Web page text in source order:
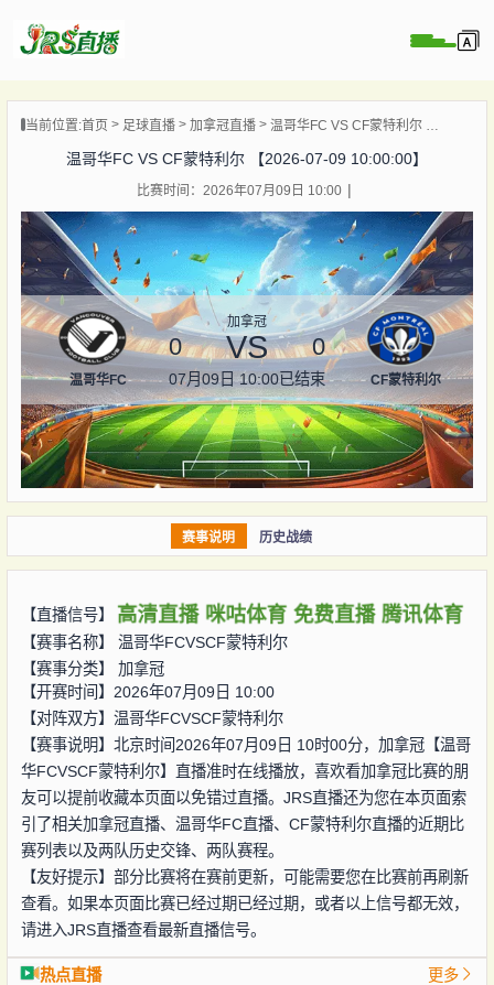
播
像
讯
直播
当前位置:首页 足球直播 加拿冠直播 温哥华FC VS CF蒙特利尔 【2026-07-09 10:00:00】
温哥华FC VS CF蒙特利尔 【2026-07-09 10:00:00】
比赛时间：2026年07月09日 10:00
温哥华FC
加拿冠
0 VS 0
07月09日 10:00已结束 CF蒙特利尔
赛事说明 历史战绩
【直播信号】 高清直播 咪咕体育 免费直播 腾讯体育
【赛事名称】 温哥华FCVSCF蒙特利尔
【赛事分类】 加拿冠
【开赛时间】2026年07月09日 10:00
【对阵双方】 温哥华FCVSCF蒙特利尔
【赛事说明】北京时间2026年07月09日 10时00分，加拿冠【温哥
华FCVSCF蒙特利尔】直播准时在线播放，喜欢看加拿冠比赛的朋
友可以提前收藏本页面以免错过直播。JRS直播还为您在本页面索
引了相关加拿冠直播、温哥华FC直播、CF蒙特利尔直播的近期比
赛列表以及两队历史交锋、两队赛程。
【友好提示】部分比赛将在赛前更新，可能需要您在比赛前再刷新
查看。如果本页面比赛已经过期已经过期，或者以上信号都无效，
请进入JRS直播查看最新直播信号。
热点直播 更多